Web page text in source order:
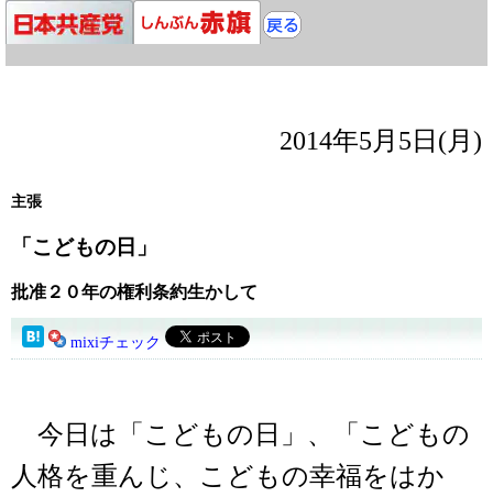
2014年5月5日(月)
主張
「こどもの日」
批准２０年の権利条約生かして
mixiチェック
今日は「こどもの日」、「こどもの
人格を重んじ、こどもの幸福をはか